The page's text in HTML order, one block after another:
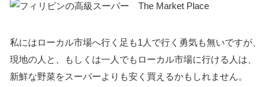
私にはローカル市場へ行く足も1人で行く勇気も無いですが、
現地の人と、もしくは一人でもローカル市場に行ける人は、
新鮮な野菜をスーパーよりも安く買えるかもしれません。